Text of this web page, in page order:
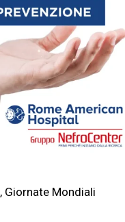
, Giornate Mondiali